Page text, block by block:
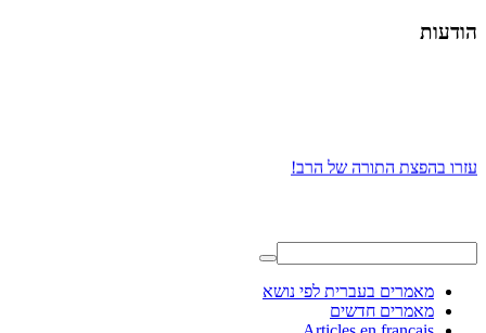
הודעות
עזרו בהפצת התורה של הרב!
מאמרים בעברית לפי נושא
מאמרים חדשים